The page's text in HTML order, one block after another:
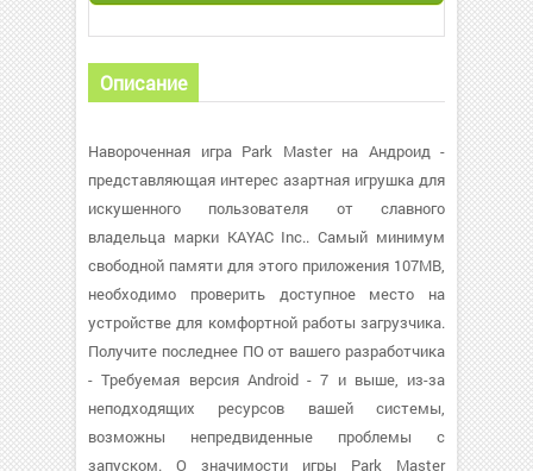
Описание
Навороченная игра Park Master на Андроид -
представляющая интерес азартная игрушка для
искушенного пользователя от славного
владельца марки KAYAC Inc.. Самый минимум
свободной памяти для этого приложения 107MB,
необходимо проверить доступное место на
устройстве для комфортной работы загрузчика.
Получите последнее ПО от вашего разработчика
- Требуемая версия Android - 7 и выше, из-за
неподходящих ресурсов вашей системы,
возможны непредвиденные проблемы с
запуском. О значимости игры Park Master